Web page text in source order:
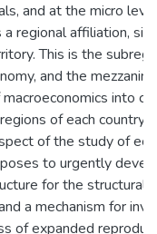
and at the micro
a regional affiliation,
This is the
and the
into
of each country
of the study of
to urgently
for the structural
a mechanism for
of expanded